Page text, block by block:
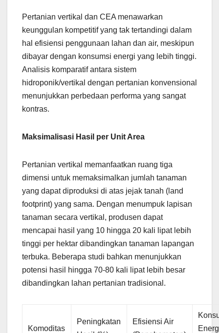
Pertanian vertikal dan CEA menawarkan
keunggulan kompetitif yang tak tertandingi dalam
hal efisiensi penggunaan lahan dan air, meskipun
dibayar dengan konsumsi energi yang lebih tinggi.
Analisis komparatif antara sistem
hidroponik/vertikal dengan pertanian konvensional
menunjukkan perbedaan performa yang sangat
kontras.
Maksimalisasi Hasil per Unit Area
Pertanian vertikal memanfaatkan ruang tiga
dimensi untuk memaksimalkan jumlah tanaman
yang dapat diproduksi di atas jejak tanah (land
footprint) yang sama. Dengan menumpuk lapisan
tanaman secara vertikal, produsen dapat
mencapai hasil yang 10 hingga 20 kali lipat lebih
tinggi per hektar dibandingkan tanaman lapangan
terbuka. Beberapa studi bahkan menunjukkan
potensi hasil hingga 70-80 kali lipat lebih besar
dibandingkan lahan pertanian tradisional.
Komoditas
Peningkatan
Efisiensi Air